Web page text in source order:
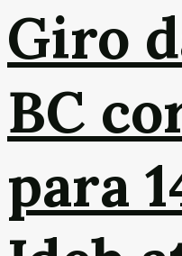
Giro
BC
para